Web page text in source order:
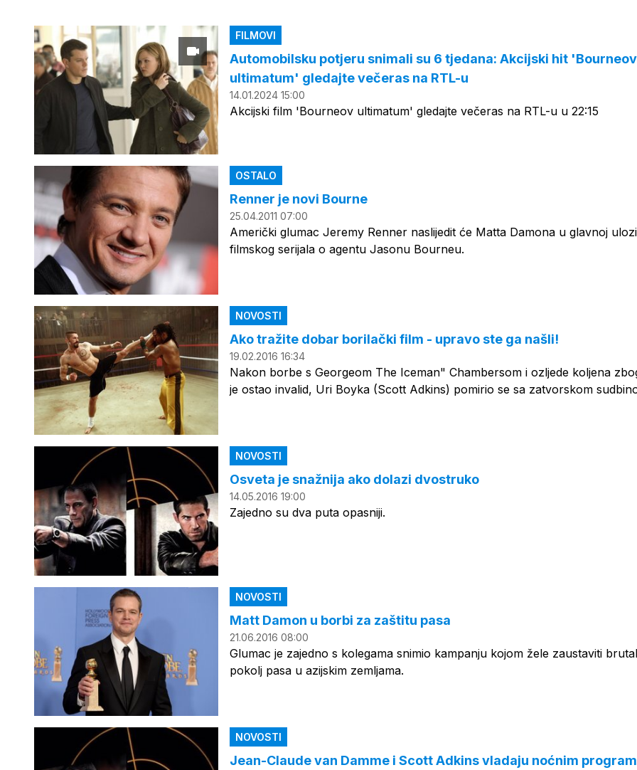
FILMOVI
Automobilsku potjeru snimali su 6 tjedana: Akcijski hit 'Bourneov
ultimatum' gledajte večeras na RTL-u
14.01.2024 15:00
Akcijski film 'Bourneov ultimatum' gledajte večeras na RTL-u u 22:15
OSTALO
Renner je novi Bourne
25.04.2011 07:00
Američki glumac Jeremy Renner naslijedit će Matta Damona u glavnoj ulozi
filmskog serijala o agentu Jasonu Bourneu.
NOVOSTI
Ako tražite dobar borilački film - upravo ste ga našli!
19.02.2016 16:34
Nakon borbe s Georgeom The Iceman" Chambersom i ozljede koljena
je ostao invalid, Uri Boyka (Scott Adkins) pomirio se sa zatvorskom
NOVOSTI
Osveta je snažnija ako dolazi dvostruko
14.05.2016 19:00
Zajedno su dva puta opasniji.
NOVOSTI
Matt Damon u borbi za zaštitu pasa
21.06.2016 08:00
Glumac je zajedno s kolegama snimio kampanju kojom žele zaustaviti
pokolj pasa u azijskim zemljama.
NOVOSTI
Jean-Claude van Damme i Scott Adkins vladaju noćnim